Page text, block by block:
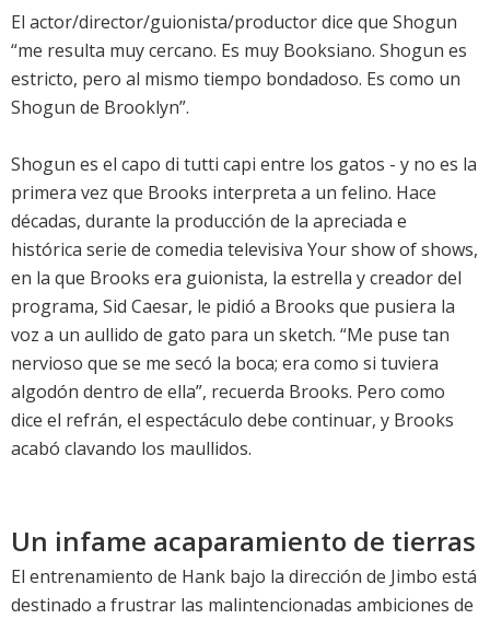
El actor/director/guionista/productor dice que Shogun
“me resulta muy cercano. Es muy Booksiano. Shogun es
estricto, pero al mismo tiempo bondadoso. Es como un
Shogun de Brooklyn”.
Shogun es el capo di tutti capi entre los gatos - y no es la
primera vez que Brooks interpreta a un felino. Hace
décadas, durante la producción de la apreciada e
histórica serie de comedia televisiva Your show of shows,
en la que Brooks era guionista, la estrella y creador del
programa, Sid Caesar, le pidió a Brooks que pusiera la
voz a un aullido de gato para un sketch. “Me puse tan
nervioso que se me secó la boca; era como si tuviera
algodón dentro de ella”, recuerda Brooks. Pero como
dice el refrán, el espectáculo debe continuar, y Brooks
acabó clavando los maullidos.
Un infame acaparamiento de tierras
El entrenamiento de Hank bajo la dirección de Jimbo está
destinado a frustrar las malintencionadas ambiciones de